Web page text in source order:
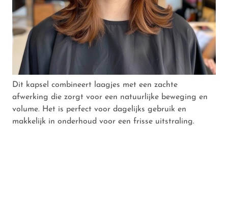
Dit kapsel combineert laagjes met een zachte
afwerking die zorgt voor een natuurlijke beweging en
volume. Het is perfect voor dagelijks gebruik en
makkelijk in onderhoud voor een frisse uitstraling.